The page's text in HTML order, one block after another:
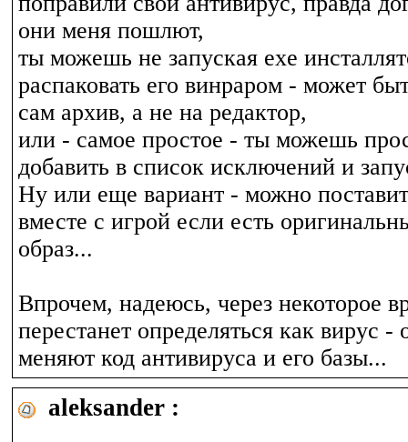
они меня пошлют,
ты можешь не запуская exe
распаковать его винраром - может
сам архив, а не на редактор,
или - самое простое - ты можешь
добавить в список исключений и
Ну или еще вариант - можно
вместе с игрой если есть
образ...
Впрочем, надеюсь, через некоторое
перестанет определяться как вирус
меняют код антивируса и его базы...
aleksander :